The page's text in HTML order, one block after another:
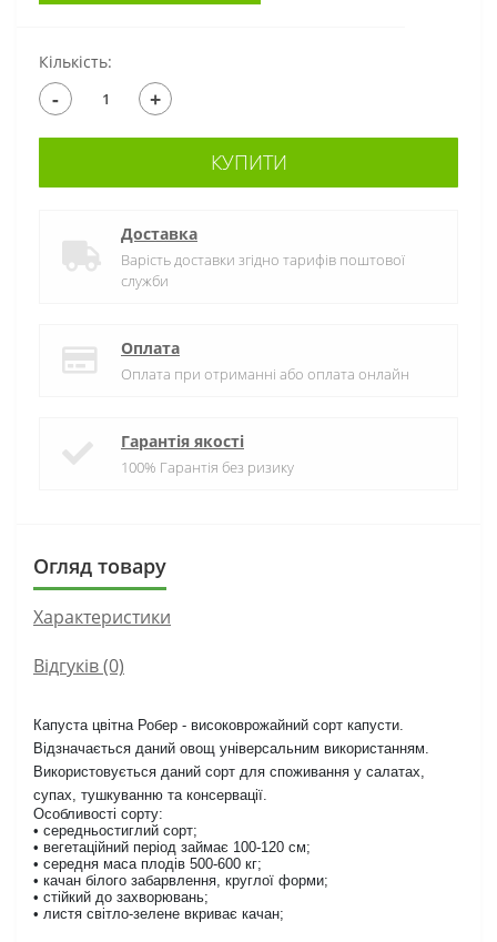
Кількість:
- +
КУПИТИ
Доставка
Варість доставки згідно тарифів поштової
служби
Оплата
Оплата при отриманні або оплата онлайн
Гарантія якості
100% Гарантія без ризику
Огляд товару
Характеристики
Відгуків (0)
Капуста цвітна Робер - високоврожайний сорт капусти.
Відзначається даний овощ універсальним використанням.
Використовується даний сорт для споживання у салатах,
супах, тушкуванню та консервації.
Особливості сорту:
• середньостиглий сорт;
• вегетаційний період займає 100-120 см;
• середня маса плодів 500-600 кг;
• качан білого забарвлення, круглої форми;
• стійкий до захворювань;
• листя світло-зелене вкриває качан;